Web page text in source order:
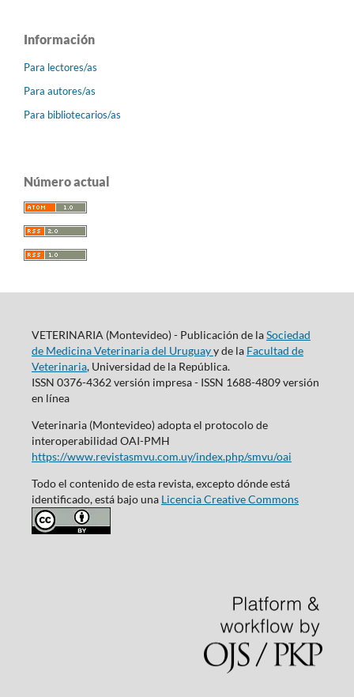
Información
Para lectores/as
Para autores/as
Para bibliotecarios/as
Número actual
VETERINARIA (Montevideo) - Publicación de laSociedad
de Medicina Veterinaria del Uruguayy de la Facultad de
Veterinaria, Universidad de la República.
ISSN 0376-4362 versión impresa - ISSN 1688-4809 versión
en línea
Veterinaria (Montevideo) adopta el protocolo de
interoperabilidad OAI-PMH
https://www.revistasmvu.com.uy/index.php/smvu/oai
Todo el contenido de esta revista, excepto dónde está
identificado, está bajo una Licencia Creative Commons